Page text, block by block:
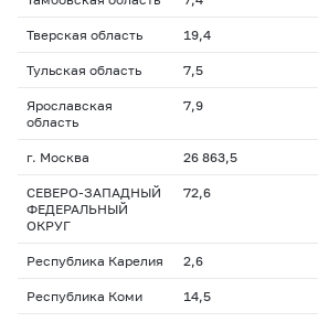
Тверская область 19,4
Тульская область 7,5
Ярославская
область
7,9
г. Москва 26 863,5
СЕВЕРО-ЗАПАДНЫЙ
ФЕДЕРАЛЬНЫЙ
ОКРУГ
72,6
Республика Карелия 2,6
Республика Коми 14,5